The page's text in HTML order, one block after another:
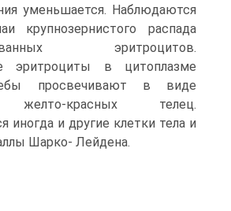
уменьшается. Наблюдаются
крупнозернистого распада
эритроцитов.
эритроциты в цитоплазме
просвечивают в виде
желто-красных телец.
иногда и другие клетки тела и
Шарко- Лейдена.